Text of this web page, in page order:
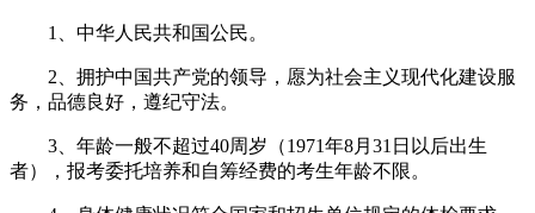
1、中华人民共和国公民。
2、拥护中国共产党的领导，愿为社会主义现代化建设服
务，品德良好，遵纪守法。
3、年龄一般不超过40周岁（1971年8月31日以后出生
者），报考委托培养和自筹经费的考生年龄不限。